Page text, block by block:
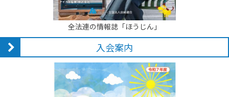
全法連の情報誌「ほうじん」
入会案内